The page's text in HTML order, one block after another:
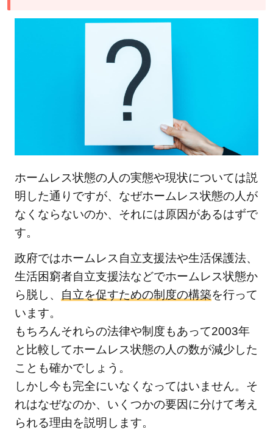
ホームレス状態の人の実態や現状については説
明した通りですが、なぜホームレス状態の人が
なくならないのか、それには原因があるはずで
す。
政府ではホームレス自立支援法や生活保護法、
生活困窮者自立支援法などでホームレス状態か
ら脱し、 自立を促すための制度の構築を行って
います。
もちろんそれらの法律や制度もあって2003年
と比較してホームレス状態の人の数が減少した
ことも確かでしょう。
しかし今も完全にいなくなってはいません。そ
れはなぜなのか、いくつかの要因に分けて考え
られる理由を説明します。